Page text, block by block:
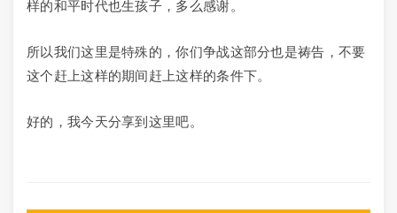
样的和平时代也生孩子，多么感谢。
所以我们这里是特殊的，你们争战这部分也是祷告，不要
这个赶上这样的期间赶上这样的条件下。
好的，我今天分享到这里吧。